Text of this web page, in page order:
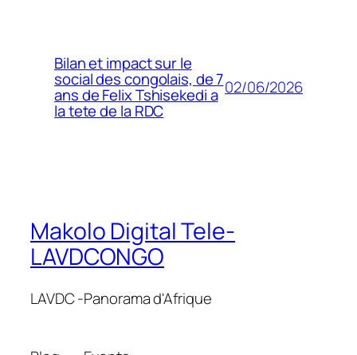
Bilan et impact sur le
social des congolais, de 7
ans de Felix Tshisekedi a
la tete de la RDC
02/06/2026
Makolo Digital Tele-
LAVDCONGO
LAVDC -Panorama d'Afrique